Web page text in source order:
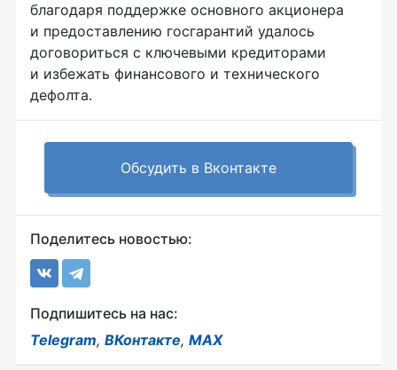
благодаря поддержке основного акционера
и предоставлению госгарантий удалось
договориться с ключевыми кредиторами
и избежать финансового и технического
дефолта.
Обсудить в Вконтакте
Поделитесь новостью:
Подпишитесь на нас:
Telegram, ВКонтакте, MAX